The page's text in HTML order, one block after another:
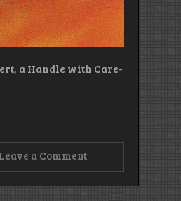
a Handle with Care-
Leave a Commenton
Survive